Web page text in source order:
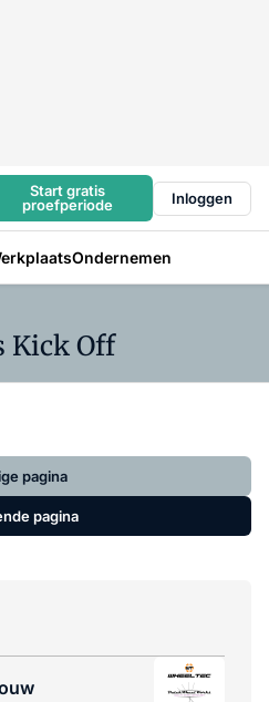
Start gratis
proefperiode
Inloggen
Ondernemen
Kick Off
pagina
pagina